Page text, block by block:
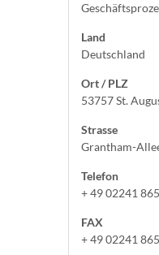
Land
Deutschland
Ort / PLZ
53757 St.
Strasse
Grantham-
Telefon
+ 49 02241
FAX
+ 49 02241